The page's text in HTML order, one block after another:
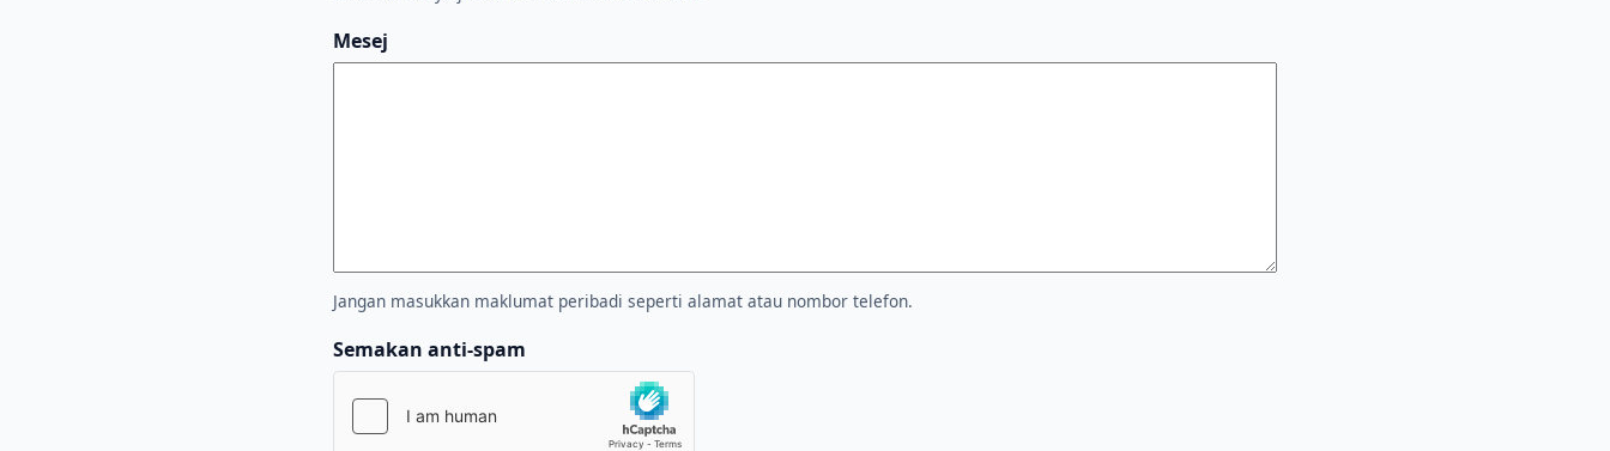
Mesej
Jangan masukkan maklumat peribadi seperti alamat atau nombor telefon.
Semakan anti-spam